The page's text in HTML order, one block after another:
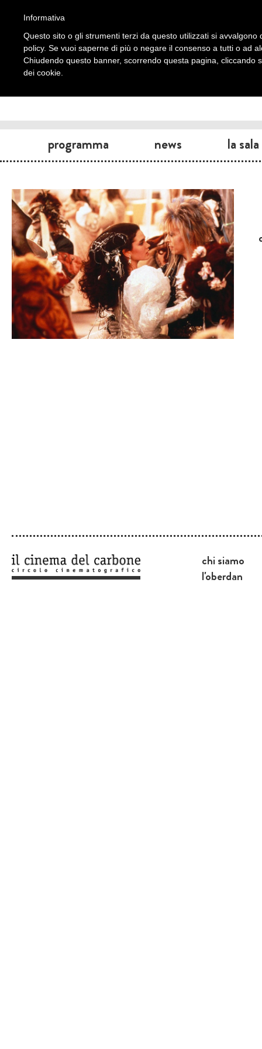
programma news la sala
chi siamo
l'oberdan
Informativa
Questo sito o gli strumenti terzi da questo utilizzati si
policy. Se vuoi saperne di più o negare il consenso a tutti o ad
Chiudendo questo banner, scorrendo questa pagina, cliccando
dei cookie.